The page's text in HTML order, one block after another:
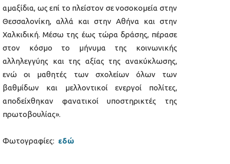
αμαξίδια, ως επί το πλείστον σε νοσοκομεία στην
Θεσσαλονίκη, αλλά και στην Αθήνα και στην
Χαλκιδική. Μέσω της έως τώρα δράσης, πέρασε
στον κόσμο το μήνυμα της κοινωνικής
αλληλεγγύης και της αξίας της ανακύκλωσης,
ενώ οι μαθητές των σχολείων όλων των
βαθμίδων και μελλοντικοί ενεργοί πολίτες,
αποδείχθηκαν φανατικοί υποστηρικτές της
πρωτοβουλίας».
Φωτογραφίες: εδώ